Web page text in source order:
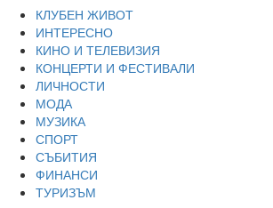
КЛУБЕН ЖИВОТ
ИНТЕРЕСНО
КИНО И ТЕЛЕВИЗИЯ
КОНЦЕРТИ И ФЕСТИВАЛИ
ЛИЧНОСТИ
МОДА
МУЗИКА
СПОРТ
СЪБИТИЯ
ФИНАНСИ
ТУРИЗЪМ